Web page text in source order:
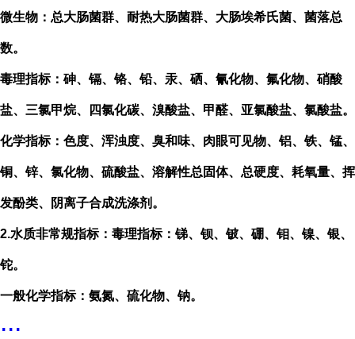
微生物：总大肠菌群、耐热大肠菌群、大肠埃希氏菌、菌落总
数。
毒理指标：砷、镉、铬、铅、汞、硒、氰化物、氟化物、硝酸
盐、三氯甲烷、四氯化碳、溴酸盐、甲醛、亚氯酸盐、氯酸盐。
化学指标：色度、浑浊度、臭和味、肉眼可见物、铝、铁、锰、
铜、锌、氯化物、硫酸盐、溶解性总固体、总硬度、耗氧量、挥
发酚类、阴离子合成洗涤剂。
2.水质非常规指标：毒理指标：锑、钡、铍、硼、钼、镍、银、
铊。
一般化学指标：氨氮、硫化物、钠。
...